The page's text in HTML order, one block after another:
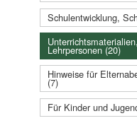
Schulentwicklung,
Lehrpersonen (20)
Hinweise für
(7)
Für Kinder und